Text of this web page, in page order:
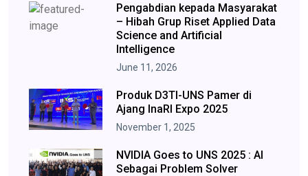
Pengabdian kepada Masyarakat
– Hibah Grup Riset Applied Data
Science and Artificial
Intelligence
June 11, 2026
Produk D3TI-UNS Pamer di
Ajang InaRI Expo 2025
November 1, 2025
NVIDIA Goes to UNS 2025 : AI
Sebagai Problem Solver